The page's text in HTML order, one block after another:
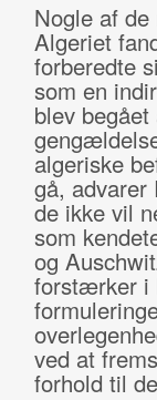
Nogle af
Algeriet
forberedte
som en
blev
algeriske
gå,
de ikke vil
som
og
forstærker i
ved at
forhold til